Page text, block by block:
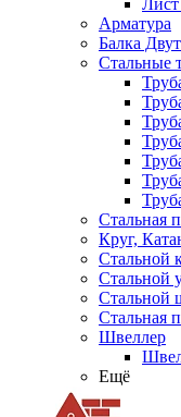
Арматура
Балка
Стальные
Стальная
Круг,
Стальной
Стальной
Стальной
Стальная
Швеллер
Ещё